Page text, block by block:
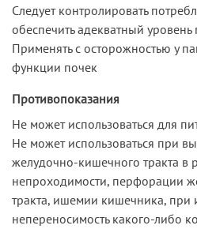
Следует контролировать
обеспечить адекватный
Применять с осторожностью у
функции почек
Противопоказания
Не может использоваться для
Не может использоваться при
желудочно-кишечного тракта в
непроходимости, перфорации
тракта, ишемии кишечника, при
непереносимость какого-либо